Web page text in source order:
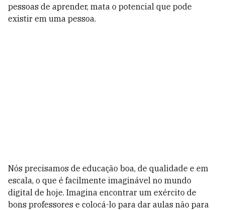
pessoas de aprender, mata o potencial que pode
existir em uma pessoa.
Nós precisamos de educação boa, de qualidade e em
escala, o que é facilmente imaginável no mundo
digital de hoje. Imagina encontrar um exército de
bons professores e colocá-lo para dar aulas não para